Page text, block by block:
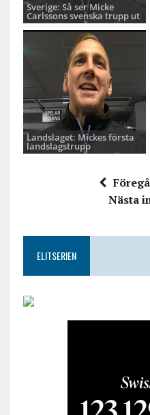
Sverige: Så ser Micke
Carlssons svenska trupp ut
Landslaget: Mickes första
landslagstrupp
Nästa
ELITSERIEN